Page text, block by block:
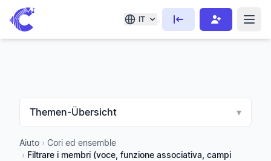
IT
Themen-Übersicht ▾
Aiuto › Cori ed ensemble
› Filtrare i membri (voce, funzione associativa, campi